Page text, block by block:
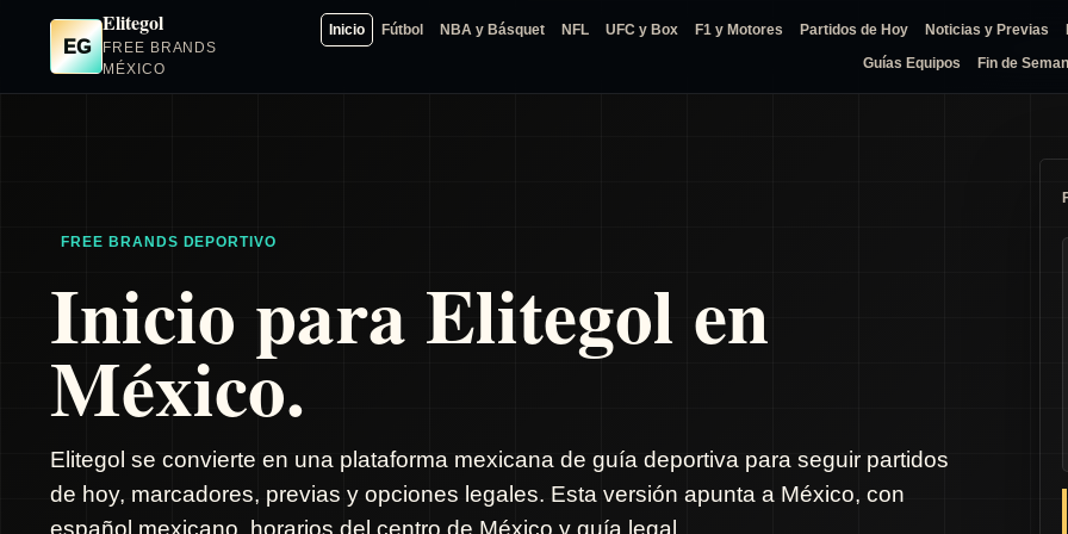
EG
Elitegol
FREE BRANDS
MÉXICO
Inicio Fútbol NBA y Básquet NFL UFC y Box F1 y Motores Partidos de Hoy Noticias y Previas
Guías Equipos Fin de
FREE BRANDS DEPORTIVO
Inicio para Elitegol en
México.
Elitegol se convierte en una plataforma mexicana de guía deportiva para seguir partidos
de hoy, marcadores, previas y opciones legales. Esta versión apunta a México, con
español mexicano, horarios del centro de México y guía legal.